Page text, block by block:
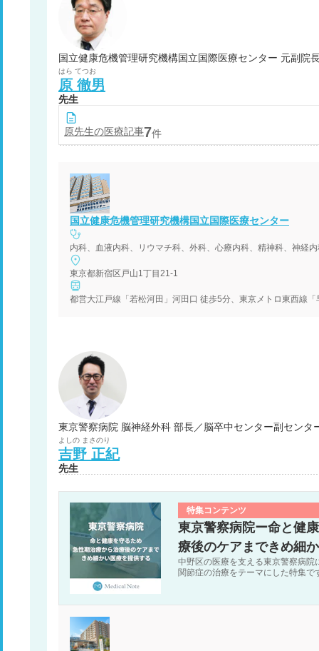
はら てつお
原 徹男
先生
原先生の医療記事7件
国立健康危機管理研究機構国立国際医療センター
東京都新宿区戸山1丁目21-1
都営大江戸線「若松河田」河田口 徒歩5分、東京メトロ東西線
東京警察病院 脳神経外科 部長／脳卒中センター副センタ
よしの まさのり
吉野 正紀
先生
特集コンテンツ
東京警察病院ー命と健
療後のケアまできめ細
中野区の医療を支える東京警察病
関節症の治療をテーマにした特集で